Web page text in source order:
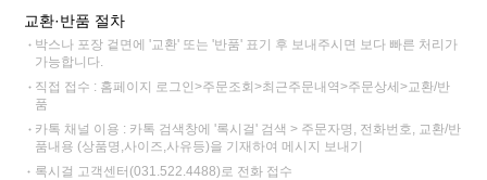
교환·반품 절차
박스나 포장 겉면에 '교환' 또는 '반품' 표기 후 보내주시면 보다 빠른 처리가
가능합니다.
직접 접수 : 홈페이지 로그인>주문조회>최근주문내역>주문상세>교환/반
품
카톡 채널 이용 : 카톡 검색창에 '록시걸' 검색 > 주문자명, 전화번호, 교환/반
품내용 (상품명,사이즈,사유등)을 기재하여 메시지 보내기
록시걸 고객센터(031.522.4488)로 전화 접수